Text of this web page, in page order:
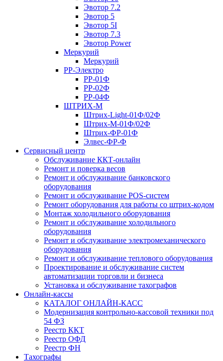
Эвотор 7.2
Эвотор 5
Эвотор 5I
Эвотор 7.3
Эвотор Power
Меркурий
Меркурий
РР-Электро
РР-01Ф
РР-02Ф
РР-04Ф
ШТРИХ-М
Штрих-Light-01Ф/02Ф
Штрих-М-01Ф/02Ф
Штрих-ФР-01Ф
Элвес-ФР-Ф
Сервисный центр
Обслуживание ККТ-онлайн
Ремонт и поверка весов
Ремонт и обслуживание банковского
оборудования
Ремонт и обслуживание POS-систем
Ремонт оборудования для работы со штрих-кодом
Монтаж холодильного оборудования
Ремонт и обслуживание холодильного
оборудования
Ремонт и обслуживание электромеханического
оборудования
Ремонт и обслуживание теплового оборудования
Проектирование и обслуживание систем
автоматизации торговли и бизнеса
Установка и обслуживание тахографов
Онлайн-кассы
КАТАЛОГ ОНЛАЙН-КАСС
Модернизация контрольно-кассовой техники под
54 ФЗ
Реестр ККТ
Реестр ОФД
Реестр ФН
Тахографы